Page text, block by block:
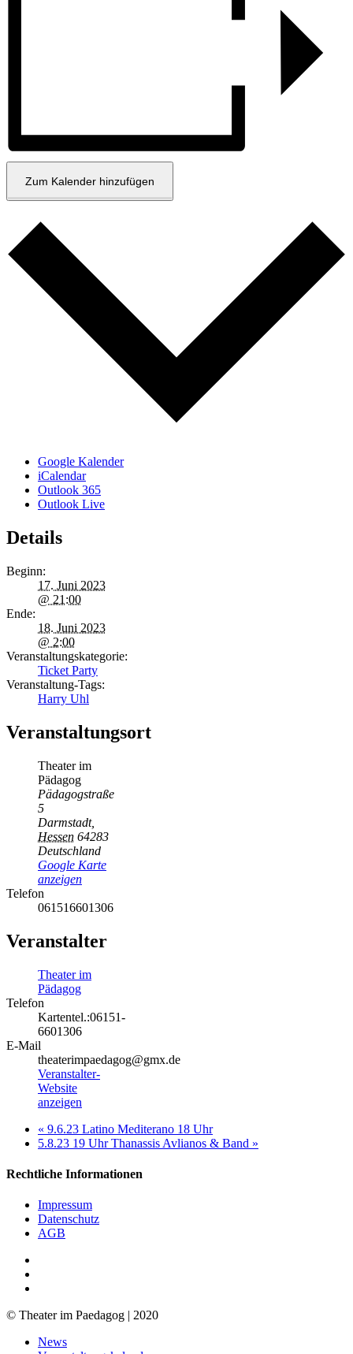
Zum Kalender hinzufügen
Google Kalender
iCalendar
Outlook 365
Outlook Live
Details
Beginn:
17. Juni 2023
@ 21:00
Ende:
18. Juni 2023
@ 2:00
Veranstaltungskategorie:
Ticket Party
Veranstaltung-Tags:
Harry Uhl
Veranstaltungsort
Theater im
Pädagog
Pädagogstraße
5
Darmstadt,
Hessen 64283
Deutschland
Google Karte
anzeigen
Telefon
061516601306
Veranstalter
Theater im
Pädagog
Telefon
Kartentel.:06151-
6601306
E-Mail
theaterimpaedagog@gmx.de
Veranstalter-
Website
anzeigen
« 9.6.23 Latino Mediterano 18 Uhr
5.8.23 19 Uhr Thanassis Avlianos & Band »
Rechtliche Informationen
Impressum
Datenschutz
AGB
© Theater im Paedagog | 2020
Close
News